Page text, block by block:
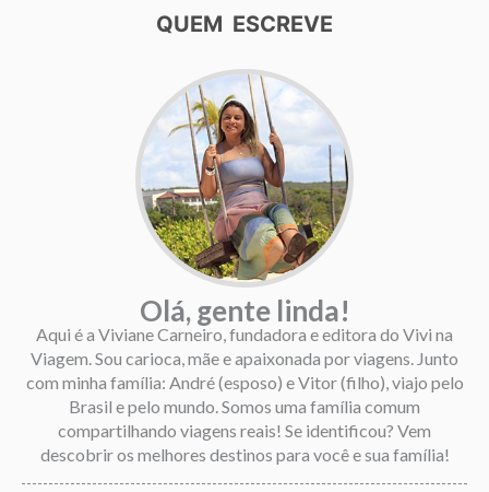
QUEM ESCREVE
Olá, gente linda!
Aqui é a Viviane Carneiro, fundadora e editora do Vivi na
Viagem. Sou carioca, mãe e apaixonada por viagens. Junto
com minha família: André (esposo) e Vitor (filho), viajo pelo
Brasil e pelo mundo. Somos uma família comum
compartilhando viagens reais! Se identificou? Vem
descobrir os melhores destinos para você e sua família!